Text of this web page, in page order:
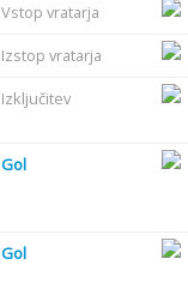
Vstop vratarja
Izstop vratarja
Izključitev
Gol
Gol